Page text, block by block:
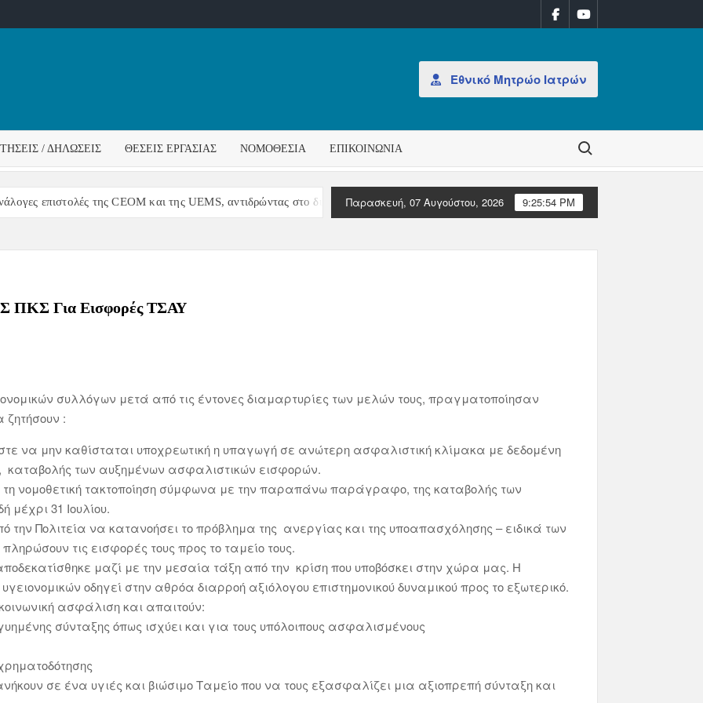
Εθνικό Μητρώο Ιατρών
/ ΔΗΛΏΣΕΙΣ ΘΈΣΕΙΣ ΕΡΓΑΣΊΑΣ ΝΟΜΟΘΕΣΊΑ ΕΠΙΚΟΙΝΩΝΊΑ Search for:
επιστολές της CEOM και της UEMS, αντιδρώντας στο διορισμό Διοίκησης στον ΠΙΣ Επιστολές Ευρωπαϊκών Ιατρικών
Παρασκευή, 07 Αυγούστου, 2026 9:25:54 PM
ΠΚΣ Για Εισφορές ΤΣΑΥ
συλλόγων μετά από τις έντονες διαμαρτυρίες των μελών τους, πραγματοποίησαν
:
να μην καθίσταται υποχρεωτική η υπαγωγή σε ανώτερη ασφαλιστική κλίμακα με δεδομένη
καταβολής των αυξημένων ασφαλιστικών εισφορών.
νομοθετική τακτοποίηση σύμφωνα με την παραπάνω παράγραφο, της καταβολής των
μέχρι 31 Ιουλίου.
Πολιτεία να κατανοήσει το πρόβλημα της ανεργίας και της υποαπασχόλησης – ειδικά των
τις εισφορές τους προς το ταμείο τους.
μαζί με την μεσαία τάξη από την κρίση που υποβόσκει στην χώρα μας. Η
οδηγεί στην αθρόα διαρροή αξιόλογου επιστημονικού δυναμικού προς το εξωτερικό.
ασφάλιση και απαιτούν:
σύνταξης όπως ισχύει και για τους υπόλοιπους ασφαλισμένους
σε ένα υγιές και βιώσιμο Ταμείο που να τους εξασφαλίζει μια αξιοπρεπή σύνταξη και